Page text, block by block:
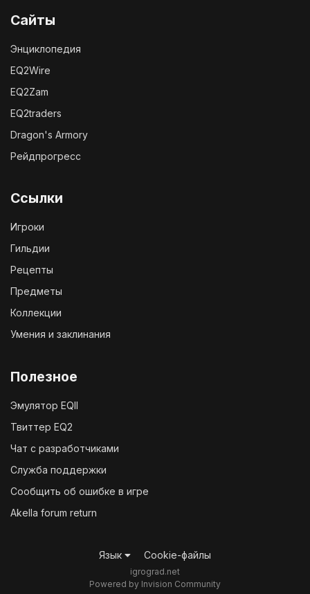
Сайты
Энциклопедия
EQ2Wire
EQ2Zam
EQ2traders
Dragon's Armory
Рейдпрогресс
Ссылки
Игроки
Гильдии
Рецепты
Предметы
Коллекции
Умения и заклинания
Полезное
Эмулятор EQII
Твиттер EQ2
Чат с разработчиками
Служба поддержки
Сообщить об ошибке в игре
Akella forum return
Язык Cookie-файлы
igrograd.net
Powered by Invision Community